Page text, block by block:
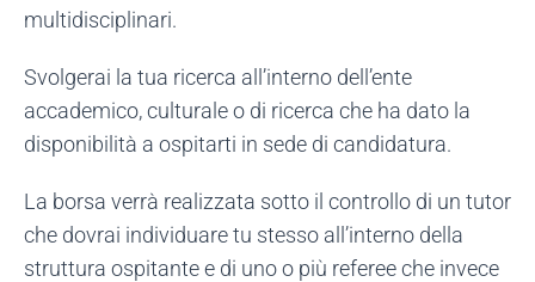
multidisciplinari.
Svolgerai la tua ricerca all’interno dell’ente
accademico, culturale o di ricerca che ha dato la
disponibilità a ospitarti in sede di candidatura.
La borsa verrà realizzata sotto il controllo di un tutor
che dovrai individuare tu stesso all’interno della
struttura ospitante e di uno o più referee che invece